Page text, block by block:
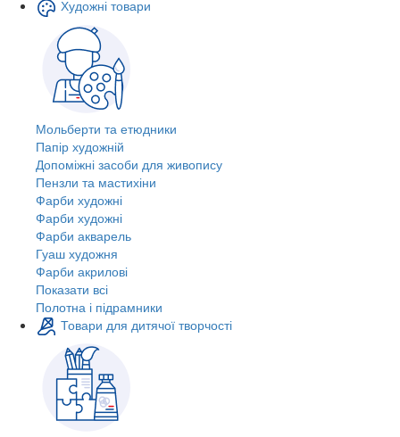
Художні товари
Мольберти та етюдники
Папір художній
Допоміжні засоби для живопису
Пензли та мастихіни
Фарби художні
Фарби художні
Фарби акварель
Гуаш художня
Фарби акрилові
Показати всі
Полотна і підрамники
Товари для дитячої творчості